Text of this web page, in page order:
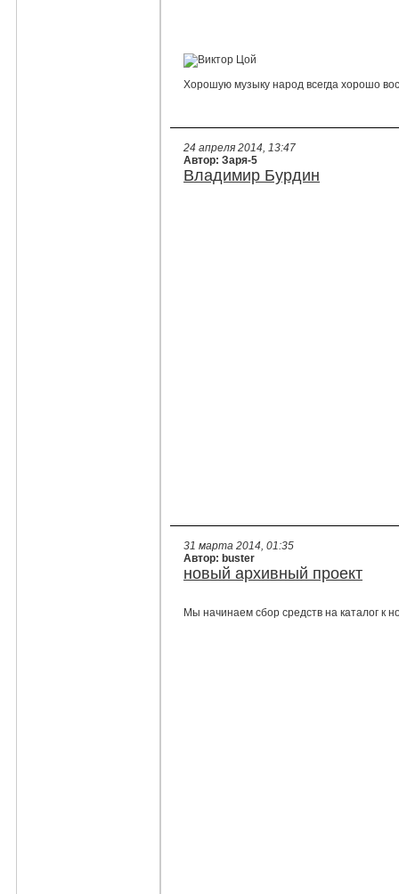
Хорошую музыку народ всегда хорошо
24 апреля 2014, 13:47
Автор: Заря-5
Владимир Бурдин
31 марта 2014, 01:35
Автор: buster
новый архивный проект
Мы начинаем сбор средств на каталог к